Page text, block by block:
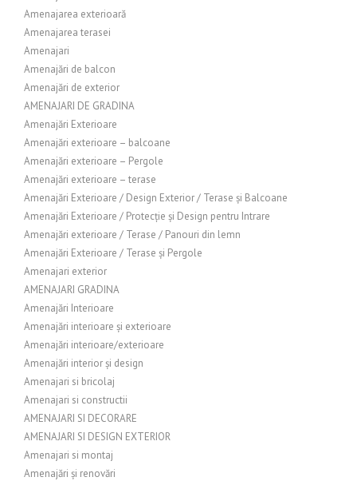
Amenajarea exterioară
Amenajarea terasei
Amenajari
Amenajări de balcon
Amenajări de exterior
AMENAJARI DE GRADINA
Amenajări Exterioare
Amenajări exterioare – balcoane
Amenajări exterioare – Pergole
Amenajări exterioare – terase
Amenajări Exterioare / Design Exterior / Terase și Balcoane
Amenajări Exterioare / Protecție și Design pentru Intrare
Amenajări exterioare / Terase / Panouri din lemn
Amenajări Exterioare / Terase și Pergole
Amenajari exterior
AMENAJARI GRADINA
Amenajări Interioare
Amenajări interioare și exterioare
Amenajări interioare/exterioare
Amenajări interior și design
Amenajari si bricolaj
Amenajari si constructii
AMENAJARI SI DECORARE
AMENAJARI SI DESIGN EXTERIOR
Amenajari si montaj
Amenajări și renovări